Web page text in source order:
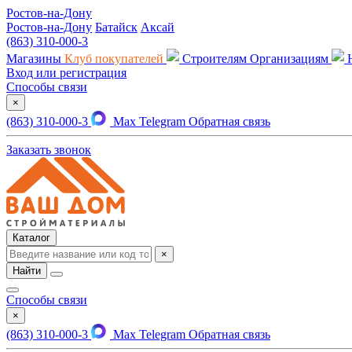
Ростов-на-Дону
Ростов-на-Дону Батайск Аксай
(863) 310-000-3
Магазины Клуб покупателей Строителям Организациям
Вход или регистрация
Способы связи
×
(863) 310-000-3 Max Telegram Обратная связь
Заказать звонок
Каталог
×
Найти
Способы связи
×
(863) 310-000-3 Max Telegram Обратная связь